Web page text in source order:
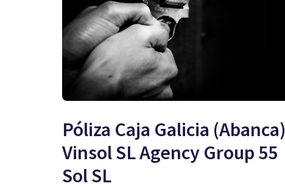
Póliza Caja Galicia (Abanca)
Vinsol SL Agency Group 55
Sol SL